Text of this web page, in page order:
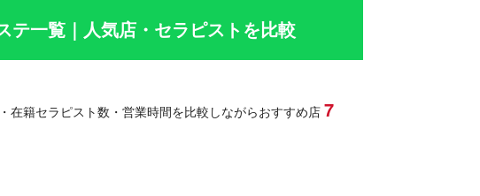
テ一覧｜人気店・セラピストを比較
在籍セラピスト数・営業時間を比較しながらおすすめ店 7